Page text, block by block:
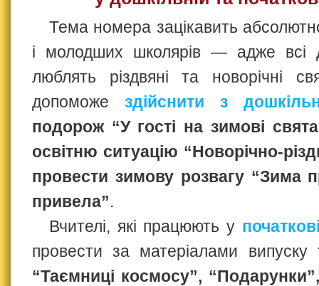
Тема номера зацікавить
і молодших школярів — адже всі
люблять різдвяні та новорічні
допоможе здійснити з
подорож “У гості на зимові
освітню ситуацію “Новорічно-
провести зимову розвагу “Зима
привела”.
Вчителі, які працюють у
провести за матеріалами випуску
“Таємниці космосу”,